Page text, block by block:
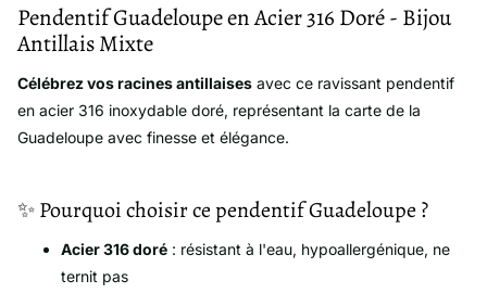
Pendentif Guadeloupe en Acier 316 Doré - Bijou
Antillais Mixte
Célébrez vos racines antillaises avec ce ravissant pendentif
en acier 316 inoxydable doré, représentant la carte de la
Guadeloupe avec finesse et élégance.
✨ Pourquoi choisir ce pendentif Guadeloupe ?
Acier 316 doré : résistant à l'eau, hypoallergénique, ne
ternit pas